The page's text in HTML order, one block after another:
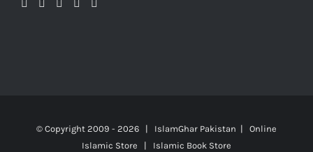
© Copyright 2009 - 2026 | IslamGhar Pakistan | Online
Islamic Store | Islamic Book Store